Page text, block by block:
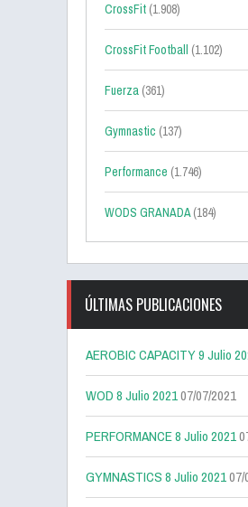
CrossFit (1.908)
CrossFit Football (1.102)
Fuerza (361)
Gymnastic (137)
Performance (1.746)
WODS GRANADA(184)
ÚLTIMAS PUBLICACIONES
AEROBIC CAPACITY 9 Julio
WOD 8 Julio 202107/07/2021
PERFORMANCE 8 Julio 2021
GYMNASTICS 8 Julio 202107/